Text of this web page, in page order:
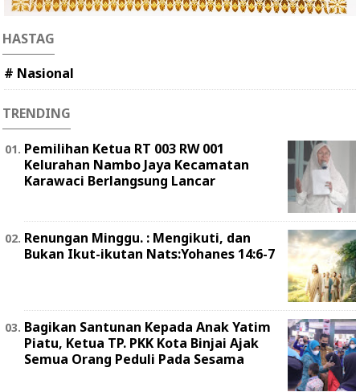
HASTAG
# Nasional
TRENDING
Pemilihan Ketua RT 003 RW 001
Kelurahan Nambo Jaya Kecamatan
Karawaci Berlangsung Lancar
Renungan Minggu. : Mengikuti, dan
Bukan Ikut-ikutan Nats:Yohanes 14:6-7
Bagikan Santunan Kepada Anak Yatim
Piatu, Ketua TP. PKK Kota Binjai Ajak
Semua Orang Peduli Pada Sesama